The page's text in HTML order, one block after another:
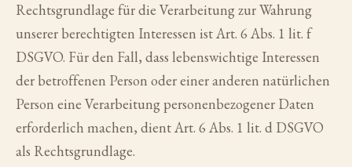
Rechtsgrundlage für die Verarbeitung zur Wahrung
unserer berechtigten Interessen ist Art. 6 Abs. 1 lit. f
DSGVO. Für den Fall, dass lebenswichtige Interessen
der betroffenen Person oder einer anderen natürlichen
Person eine Verarbeitung personenbezogener Daten
erforderlich machen, dient Art. 6 Abs. 1 lit. d DSGVO
als Rechtsgrundlage.